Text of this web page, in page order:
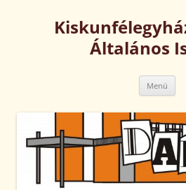
tartalomba
Általános
Menü